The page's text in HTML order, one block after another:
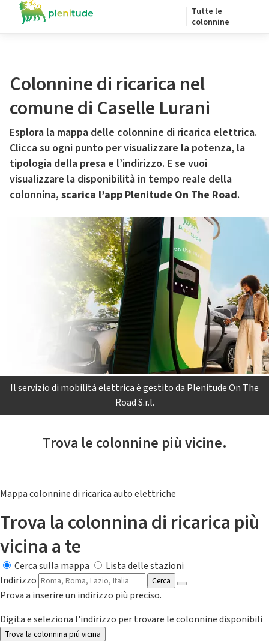
Tutte le
colonnine
Colonnine di ricarica nel
comune di Caselle Lurani
Esplora la mappa delle colonnine di ricarica elettrica.
Clicca su ogni punto per visualizzare la potenza, la
tipologia della presa e l’indirizzo. E se vuoi
visualizzare la disponibilità in tempo reale della
colonnina, scarica l’app Plenitude On The Road.
Il servizio di mobilità elettrica è gestito da Plenitude On The
Road S.r.l.
Trova le colonnine più vicine.
Mappa colonnine di ricarica auto elettriche
Trova la colonnina di ricarica più
vicina a te
Cerca sulla mappa
Lista delle stazioni
Indirizzo
Cerca
Prova a inserire un indirizzo più preciso.
Digita e seleziona l'indirizzo per trovare le colonnine disponibili
Trova la colonnina piú vicina